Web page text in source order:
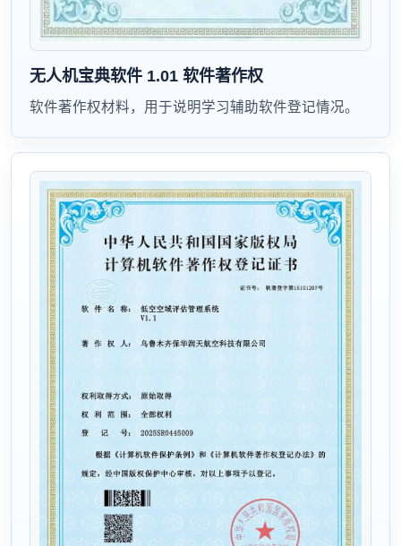
无人机宝典软件 1.01 软件著作权
软件著作权材料，用于说明学习辅助软件登记情况。